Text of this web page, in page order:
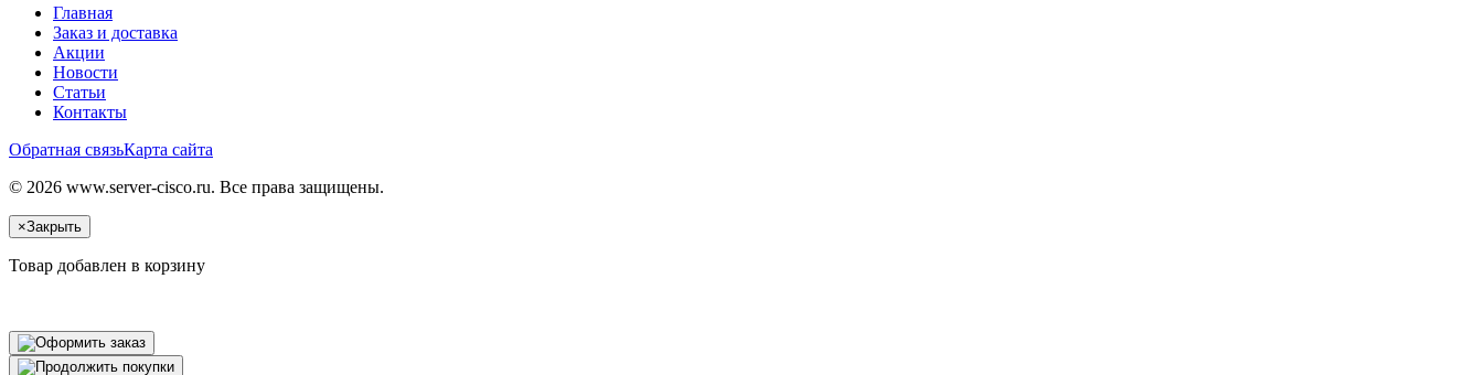
Главная
Заказ и доставка
Акции
Новости
Статьи
Контакты
Обратная связьКарта сайта
© 2026 www.server-cisco.ru. Все права защищены.
×Закрыть
Товар добавлен в корзину